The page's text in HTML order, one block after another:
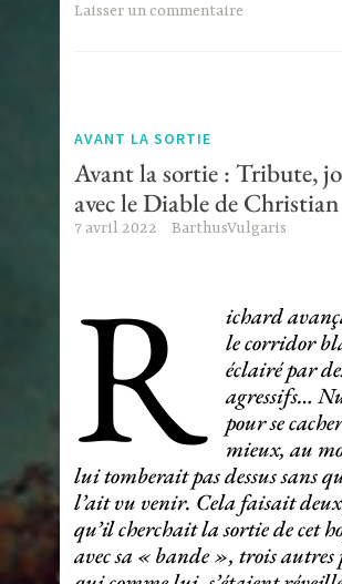
Laisser un commentaire
AVANT LA SORTIE
Avant la sortie : Tribute,
avec le Diable de
7 avril 2022 BarthusVulgaris
R
ichard
le corridor
éclairé par
agressifs…
pour se
mieux, au
lui tomberait pas dessus sans
l’ait vu venir. Cela faisait
qu’il cherchait la sortie de cet
avec sa « bande », trois autres